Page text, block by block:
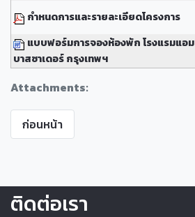
Attachments:
กำหนดการและรายละเอียดโครงการ
แบบฟอร์มการจองห้องพัก โรงแรมแอม
บาสซาเดอร์ กรุงเทพฯ
ก่อนหน้า
ติดต่อเรา